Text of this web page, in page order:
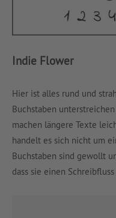
Indie Flower
Hier ist alles rund und
Buchstaben
machen längere Texte
handelt es sich nicht um
Buchstaben sind gewollt
dass sie einen